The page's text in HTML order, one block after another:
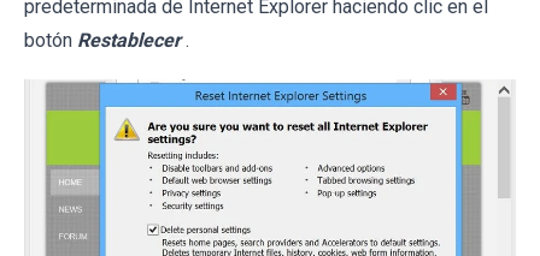
predeterminada de Internet Explorer haciendo clic en el
botón Restablecer .